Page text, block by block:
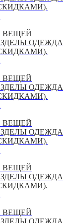
ВЕЩЕЙ
ОДЕЖДА
ВЕЩЕЙ
ОДЕЖДА
ВЕЩЕЙ
ОДЕЖДА
ВЕЩЕЙ
ОДЕЖДА
ВЕЩЕЙ
ОДЕЖДА